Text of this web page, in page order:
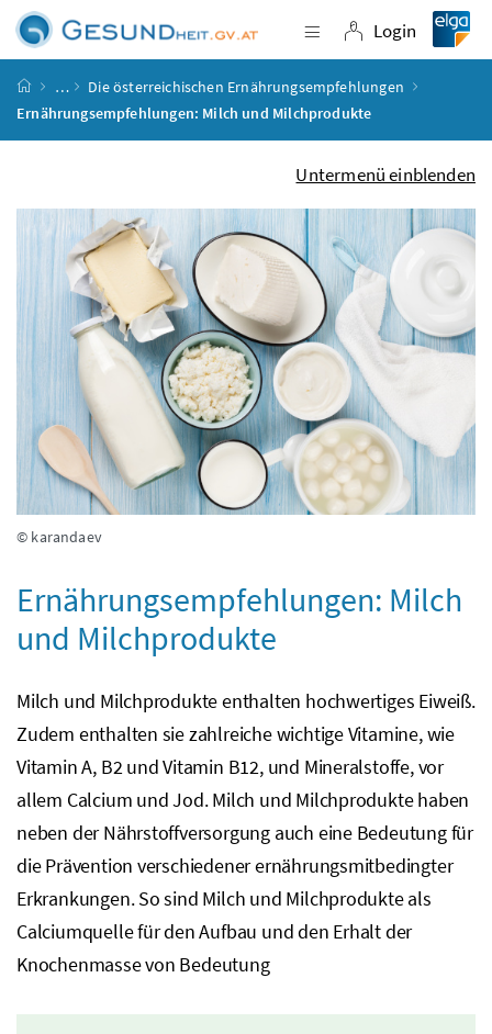
Zum Inhalt
Zum Hauptmenü
Zum Untermenü
Zur Suche
Navigation
Login
Login
Startseite
…
Die österreichischen Ernährungsempfehlungen
Ernährungsempfehlungen: Milch und Milchprodukte
Untermenü einblenden
© karandaev
Ernährungsempfehlungen: Milch
und Milchprodukte
Milch und Milchprodukte enthalten hochwertiges Eiweiß.
Zudem enthalten sie zahlreiche wichtige Vitamine, wie
Vitamin A, B2 und Vitamin B12, und Mineralstoffe, vor
allem Calcium und Jod. Milch und Milchprodukte haben
neben der Nährstoffversorgung auch eine Bedeutung für
die Prävention verschiedener ernährungsmitbedingter
Erkrankungen. So sind Milch und Milchprodukte als
Calciumquelle für den Aufbau und den Erhalt der
Knochenmasse von Bedeutung